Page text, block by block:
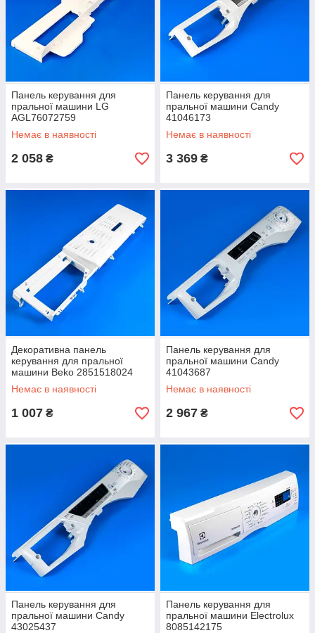
Панель керування для
пральної машини LG
AGL76072759
Немає в наявності
2 058 ₴
Панель керування для
пральної машини Candy
41046173
Немає в наявності
3 369 ₴
Декоративна панель
керування для пральної
машини Beko 2851518024
Немає в наявності
1 007 ₴
Панель керування для
пральної машини Candy
41043687
Немає в наявності
2 967 ₴
Панель керування для
пральної машини Candy
43025437
Панель керування для
пральної машини Electrolux
8085142175